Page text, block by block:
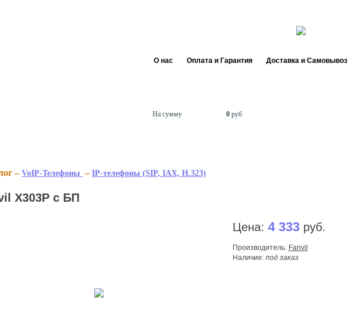
О нас Оплата и Гарантия Доставка и Самовывоз
На сумму
0 руб
– VoIP-Телефоны – IP-телефоны (SIP, IAX, H.323)
X303P с БП
Цена: 4 333руб.
Производитель: Fanvil
Наличие: под заказ